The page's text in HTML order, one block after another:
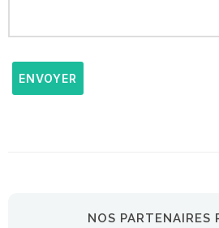
ENVOYER
NOS PARTENAIRES